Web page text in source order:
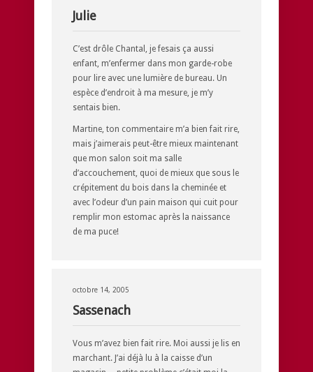
Julie
C’est drôle Chantal, je fesais ça aussi
enfant, m’enfermer dans mon garde-robe
pour lire avec une lumière de bureau. Un
espèce d’endroit à ma mesure, je m’y
sentais bien.
Martine, ton commentaire m’a bien fait rire,
mais j’aimerais peut-être mieux maintenant
que mon salon soit ma salle
d’accouchement, quoi de mieux que sous le
crépitement du bois dans la cheminée et
avec l’odeur d’un pain maison qui cuit pour
remplir mon estomac après la naissance
de ma puce!
octobre 14, 2005
Sassenach
Vous m’avez bien fait rire. Moi aussi je lis en
marchant. J’ai déjà lu à la caisse d’un